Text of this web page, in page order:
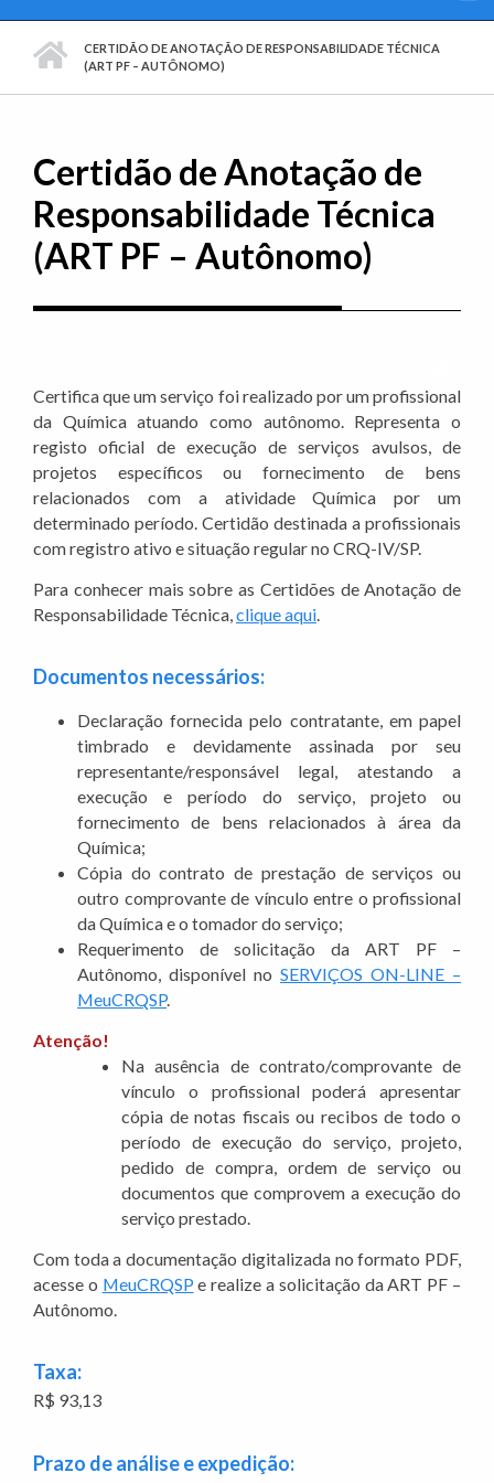
PÁGINA INICIAL
CERTIDÃO DE ANOTAÇÃO DE RESPONSABILIDADE TÉCNICA
(ART PF – AUTÔNOMO)
Certidão de Anotação de
Responsabilidade Técnica
(ART PF – Autônomo)
Certifica que um serviço foi realizado por um profissional
da Química atuando como autônomo. Representa o
registo oficial de execução de serviços avulsos, de
projetos específicos ou fornecimento de bens
relacionados com a atividade Química por um
determinado período. Certidão destinada a profissionais
com registro ativo e situação regular no CRQ-IV/SP.
Para conhecer mais sobre as Certidões de Anotação de
Responsabilidade Técnica,clique aqui.
Documentos necessários:
Declaração fornecida pelo contratante, em papel
timbrado e devidamente assinada por seu
representante/responsável legal, atestando a
execução e período do serviço, projeto ou
fornecimento de bens relacionados à área da
Química;
Cópia do contrato de prestação de serviços ou
outro comprovante de vínculo entre o profissional
da Química e o tomador do serviço;
Requerimento de solicitação da ART PF –
Autônomo, disponível no SERVIÇOS ON-LINE –
MeuCRQSP.
Atenção!
Na ausência de contrato/comprovante de
vínculo o profissional poderá apresentar
cópia de notas fiscais ou recibos de todo o
período de execução do serviço, projeto,
pedido de compra, ordem de serviço ou
documentos que comprovem a execução do
serviço prestado.
Com toda a documentação digitalizada no formato PDF,
acesse o MeuCRQSPe realize a solicitação da ART PF –
Autônomo.
Taxa:
R$ 93,13
Prazo de análise e expedição: